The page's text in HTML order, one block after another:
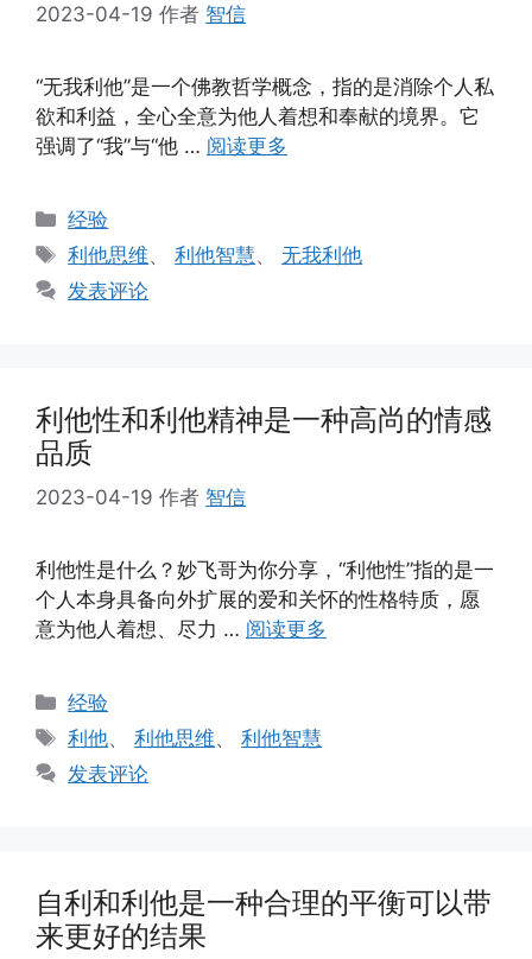
2023-04-19 作者 智信
“无我利他”是一个佛教哲学概念，指的是消除个人私
欲和利益，全心全意为他人着想和奉献的境界。它
强调了“我”与“他 … 阅读更多
分
类
经验
标
签
利他思维、利他智慧、无我利他
发表评论
利他性和利他精神是一种高尚的情感
品质
2023-04-19 作者 智信
利他性是什么？妙飞哥为你分享，“利他性”指的是一
个人本身具备向外扩展的爱和关怀的性格特质，愿
意为他人着想、尽力 … 阅读更多
分
类
经验
标
签
利他、利他思维、利他智慧
发表评论
自利和利他是一种合理的平衡可以带
来更好的结果